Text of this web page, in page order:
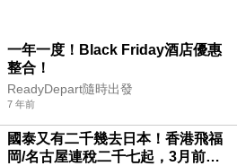
一年一度！Black Friday酒店優惠
整合！
ReadyDepart隨時出發
7 年前
國泰又有二千幾去日本！香港飛福
岡/名古屋連稅二千七起，3月前出